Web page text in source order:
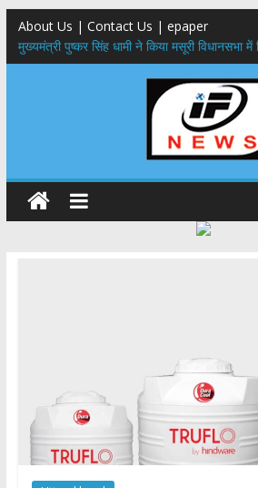
About Us | Contact Us | epaper
मुख्यमंत्री पुष्कर सिंह धामी ने किया मसूरी विधानसभा
लोकार्पण – शिलान्यास
एमडीडीए बोर्ड बैठक, देहरादून और मसूरी के विकास के
बुजुर्ग-दिव्यांगों के घर जाएंगे बीएलओ, करेंगे नोटिसों का
​देहरादून में 11 अगस्त को लगेगा एक दिवसीय रोजगार
पुष्पवर्षा और चरण प्रक्षालन के साथ देवभूमि ने किया
अभिनंदन,मुख्यमंत्री ने स्वास्थ्य सेवा शिविर का किया
हाथों से परोसा भोजन